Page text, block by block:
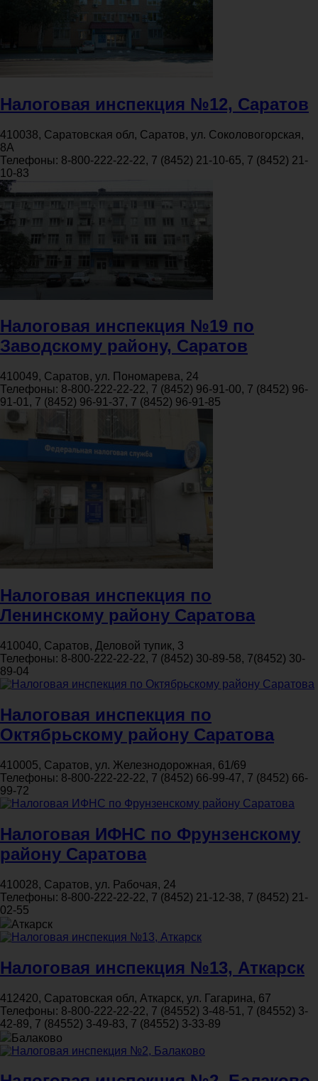
Налоговая инспекция №12, Саратов
410038, Саратовская обл, Саратов, ул. Соколовогорская,
8А
Телефоны: 8-800-222-22-22, 7 (8452) 21-10-65, 7 (8452) 21-
10-83
Налоговая инспекция №19 по
Заводскому району, Саратов
410049, Саратов, ул. Пономарева, 24
Телефоны: 8-800-222-22-22, 7 (8452) 96-91-00, 7 (8452) 96-
91-01, 7 (8452) 96-91-37, 7 (8452) 96-91-85
Налоговая инспекция по
Ленинскому району Саратова
410040, Саратов, Деловой тупик, 3
Телефоны: 8-800-222-22-22, 7 (8452) 30-89-58, 7(8452) 30-
89-04
Налоговая инспекция по
Октябрьскому району Саратова
410005, Саратов, ул. Железнодорожная, 61/69
Телефоны: 8-800-222-22-22, 7 (8452) 66-99-47, 7 (8452) 66-
99-72
Налоговая ИФНС по Фрунзенскому
району Саратова
410028, Саратов, ул. Рабочая, 24
Телефоны: 8-800-222-22-22, 7 (8452) 21-12-38, 7 (8452) 21-
02-55
Аткарск
Налоговая инспекция №13, Аткарск
412420, Саратовская обл, Аткарск, ул. Гагарина, 67
Телефоны: 8-800-222-22-22, 7 (84552) 3-48-51, 7 (84552) 3-
42-89, 7 (84552) 3-49-83, 7 (84552) 3-33-89
Балаково